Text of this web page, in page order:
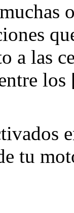
a las
entre
tu